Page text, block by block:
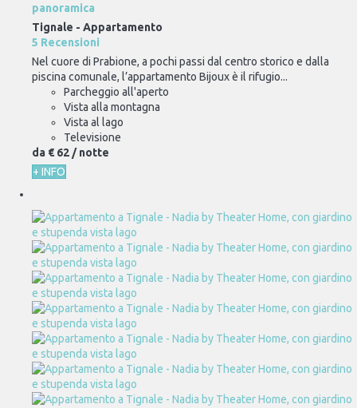
panoramica
Tignale - Appartamento
5 Recensioni
Nel cuore di Prabione, a pochi passi dal centro storico e dalla
piscina comunale, l’appartamento Bijoux è il rifugio...
Parcheggio all'aperto
Vista alla montagna
Vista al lago
Televisione
da € 62 / notte
+ INFO